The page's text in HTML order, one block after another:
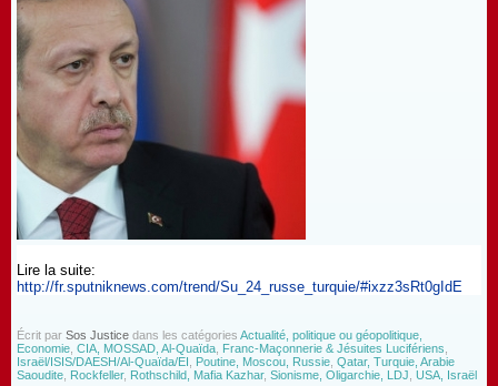
Lire la suite:
http://fr.sputniknews.com/trend/Su_24_russe_turquie/#ixzz3sRt0gIdE
Écrit par Sos Justice dans les catégories Actualité, politique ou géopolitique,
Economie CIA, MOSSAD, Al-Quaïda Franc-Maçonnerie & Jésuites Lucifériens
Israël/ISIS/DAESH/Al-Quaïda/EI
Poutine, Moscou, Russie Qatar, Turquie, Arabie
Saoudite Rockfeller, Rothschild, Mafia Kazhar, Sionisme, Oligarchie, LDJ USA, Israël